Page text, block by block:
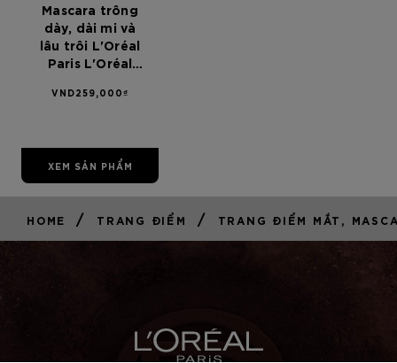
Mascara trông
dày, dài mi và
lâu trôi L'Oréal
Paris L'Oréal
Voluminous
VND259,000₫
XEM SẢN PHẨM
HOME / TRANG ĐIỂM / TRANG ĐIỂM MẮT,